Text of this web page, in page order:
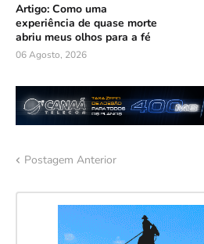
Artigo: Como uma
experiência de quase morte
abriu meus olhos para a fé
06 Agosto, 2026
Postagem Anterior